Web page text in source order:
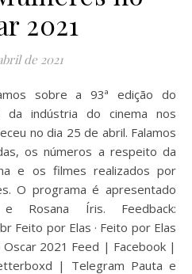
2021
de 2021
indústria do cinema nos
no dia 25 de abril. Falamos
os números a respeito da
e os filmes realizados por
O programa é apresentado
Rosana Íris. Feedback:
Feito por Elas · Feito por Elas
2021 Feed | Facebook |
| Telegram Pauta e